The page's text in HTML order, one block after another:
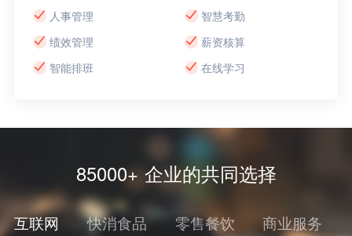
人事管理
智慧考勤
绩效管理
薪资核算
智能排班
在线学习
85000+ 企业的共同选择
互联网 快消食品 零售餐饮 商业服务